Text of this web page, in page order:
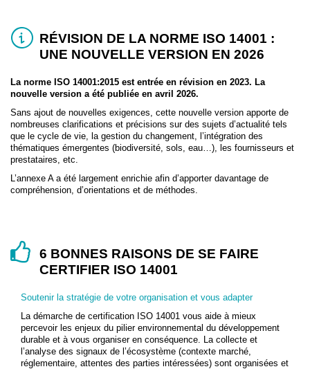
RÉVISION DE LA NORME ISO 14001 :
UNE NOUVELLE VERSION EN 2026
La norme ISO 14001:2015 est entrée en révision en 2023. La
nouvelle version a été publiée en avril 2026.
Sans ajout de nouvelles exigences, cette nouvelle version apporte de
nombreuses clarifications et précisions sur des sujets d’actualité tels
que le cycle de vie, la gestion du changement, l’intégration des
thématiques émergentes (biodiversité, sols, eau…), les fournisseurs et
prestataires, etc.
L’annexe A a été largement enrichie afin d’apporter davantage de
compréhension, d’orientations et de méthodes.
6 BONNES RAISONS DE SE FAIRE
CERTIFIER ISO 14001
Soutenir la stratégie de votre organisation et vous adapter
La démarche de certification ISO 14001 vous aide à mieux
percevoir les enjeux du pilier environnemental du développement
durable et à vous organiser en conséquence. La collecte et
l’analyse des signaux de l’écosystème (contexte marché,
réglementaire, attentes des parties intéressées) sont organisées et